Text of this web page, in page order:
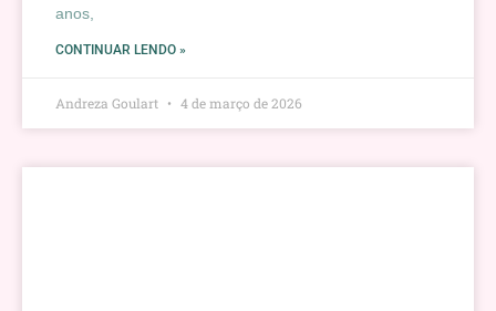
anos,
CONTINUAR LENDO »
Andreza Goulart 4 de março de 2026